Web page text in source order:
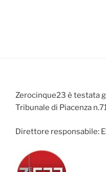
Zerocinque23 è testata
Tribunale di Piacenza
Direttore responsabile: